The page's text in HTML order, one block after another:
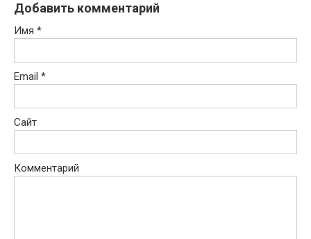
Добавить комментарий
Имя *
Email *
Сайт
Комментарий